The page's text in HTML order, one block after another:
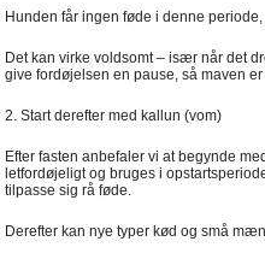
Hunden får ingen føde i denne
Det kan virke voldsomt – især når det
give fordøjelsen en pause, så maven
2. Start derefter med kallun (vom)
Efter fasten anbefaler vi at begynde
letfordøjeligt og bruges i
tilpasse sig rå føde.
Derefter kan nye typer kød og små